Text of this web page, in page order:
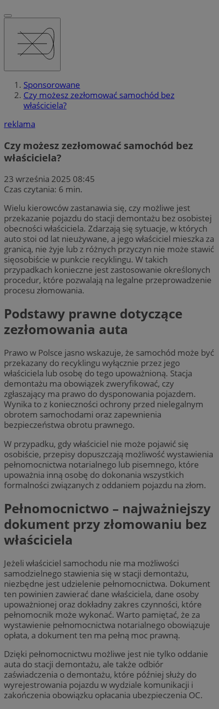
Sponsorowane
Czy możesz zezłomować samochód bez
właściciela?
reklama
Czy możesz zezłomować samochód bez
właściciela?
23 września 2025 08:45
Czas czytania: 6 min.
Wielu kierowców zastanawia się, czy możliwe jest
przekazanie pojazdu do stacji demontażu bez osobistej
obecności właściciela. Zdarzają się sytuacje, w których
auto stoi od lat nieużywane, a jego właściciel mieszka za
granicą, nie żyje lub z różnych przyczyn nie może stawić
sięosobiście w punkcie recyklingu. W takich
przypadkach konieczne jest zastosowanie określonych
procedur, które pozwalają na legalne przeprowadzenie
procesu złomowania.
Podstawy prawne dotyczące
zezłomowania auta
Prawo w Polsce jasno wskazuje, że samochód może być
przekazany do recyklingu wyłącznie przez jego
właściciela lub osobę do tego upoważnioną. Stacja
demontażu ma obowiązek zweryfikować, czy
zgłaszający ma prawo do dysponowania pojazdem.
Wynika to z konieczności ochrony przed nielegalnym
obrotem samochodami oraz zapewnienia
bezpieczeństwa obrotu prawnego.
W przypadku, gdy właściciel nie może pojawić się
osobiście, przepisy dopuszczają możliwość wystawienia
pełnomocnictwa notarialnego lub pisemnego, które
upoważnia inną osobę do dokonania wszystkich
formalności związanych z oddaniem pojazdu na złom.
Pełnomocnictwo – najważniejszy
dokument przy złomowaniu bez
właściciela
Jeżeli właściciel samochodu nie ma możliwości
samodzielnego stawienia się w stacji demontażu,
niezbędne jest udzielenie pełnomocnictwa. Dokument
ten powinien zawierać dane właściciela, dane osoby
upoważnionej oraz dokładny zakres czynności, które
pełnomocnik może wykonać. Warto pamiętać, że za
wystawienie pełnomocnictwa notarialnego obowiązuje
opłata, a dokument ten ma pełną moc prawną.
Dzięki pełnomocnictwu możliwe jest nie tylko oddanie
auta do stacji demontażu, ale także odbiór
zaświadczenia o demontażu, które później służy do
wyrejestrowania pojazdu w wydziale komunikacji i
zakończenia obowiązku opłacania ubezpieczenia OC.